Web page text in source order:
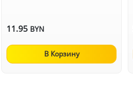
11.95 BYN
В Корзину